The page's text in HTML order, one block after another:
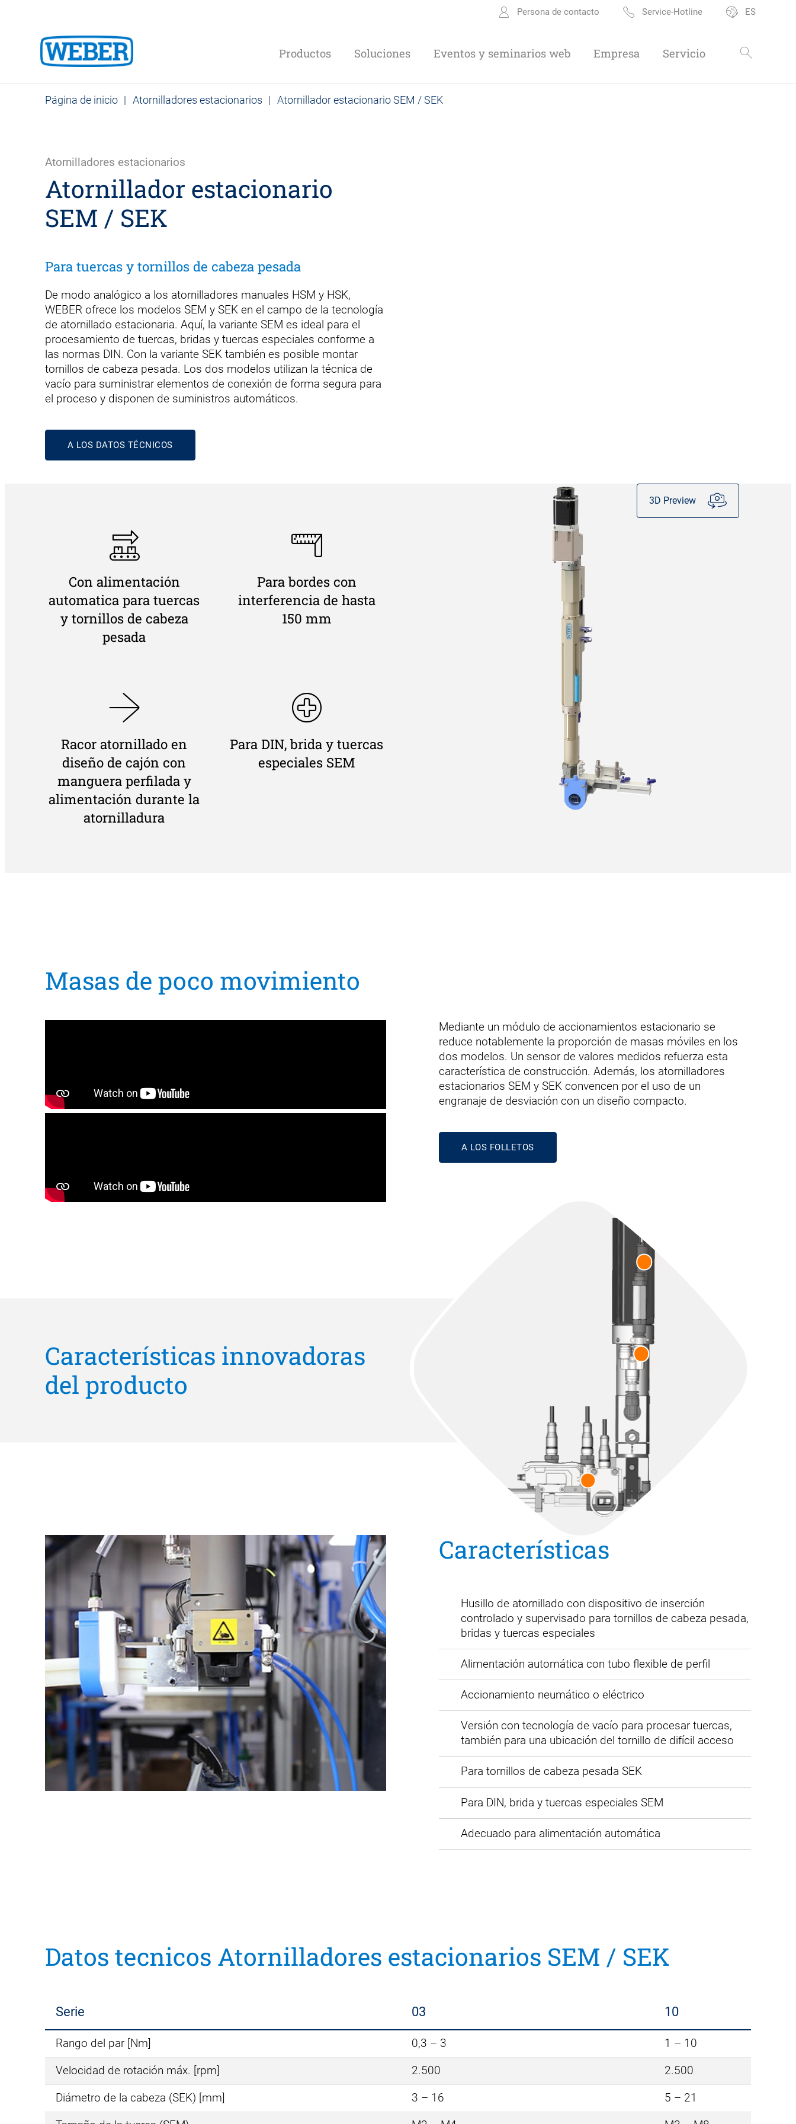
Persona de contacto Service-Hotline ES
Productos Soluciones Eventos y seminarios web Empresa Servicio
Página de inicio | Atornilladores estacionarios | Atornillador estacionario SEM / SEK
Atornilladores estacionarios
Atornillador estacionario
SEM / SEK
Para tuercas y tornillos de cabeza pesada
De modo analógico a los atornilladores manuales HSM y HSK,
WEBER ofrece los modelos SEM y SEK en el campo de la tecnología
de atornillado estacionaria. Aquí, la variante SEM es ideal para el
procesamiento de tuercas, bridas y tuercas especiales conforme a
las normas DIN. Con la variante SEK también es posible montar
tornillos de cabeza pesada. Los dos modelos utilizan la técnica de
vacío para suministrar elementos de conexión de forma segura para
el proceso y disponen de suministros automáticos.
A LOS DATOS TÉCNICOS
3D Preview
Con alimentación
automatica para tuercas
y tornillos de cabeza
pesada
Para bordes con
interferencia de hasta
150 mm
Racor atornillado en
diseño de cajón con
manguera perfilada y
alimentación durante la
atornilladura
Para DIN, brida y tuercas
especiales SEM
Masas de poco movimiento
Mediante un módulo de accionamientos estacionario se
reduce notablemente la proporción de masas móviles en los
dos modelos. Un sensor de valores medidos refuerza esta
característica de construcción. Además, los atornilladores
estacionarios SEM y SEK convencen por el uso de un
engranaje de desviación con un diseño compacto.
A LOS FOLLETOS
Características innovadoras
del producto
Características
Husillo de atornillado con dispositivo de inserción
controlado y supervisado para tornillos de cabeza pesada,
bridas y tuercas especiales
Alimentación automática con tubo flexible de perfil
Accionamiento neumático o eléctrico
Versión con tecnología de vacío para procesar tuercas,
también para una ubicación del tornillo de difícil acceso
Para tornillos de cabeza pesada SEK
Para DIN, brida y tuercas especiales SEM
Adecuado para alimentación automática
Datos tecnicos Atornilladores estacionarios SEM / SEK
Serie 03 10
Rango del par [Nm] 0,3 – 3 1 – 10
Velocidad de rotación máx. [rpm] 2.500 2.500
Diámetro de la cabeza (SEK) [mm] 3 – 16 5 – 21